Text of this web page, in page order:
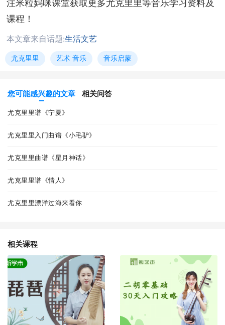
注米粒妈咪课堂获取更多尤克里里等音乐学习资料及
课程！
本文章来自话题:生活文艺
尤克里里 艺术 音乐 音乐启蒙
您可能感兴趣的文章 相关问答
尤克里里谱《宁夏》
尤克里里入门曲谱《小毛驴》
尤克里里曲谱《星月神话》
尤克里里谱《情人》
尤克里里漂洋过海来看你
相关课程